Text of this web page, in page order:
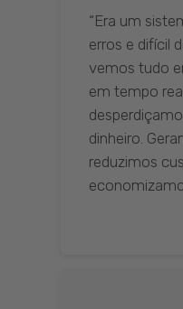
“Era um
erros e difícil
vemos tudo
em tempo
dinheiro.
reduzimos